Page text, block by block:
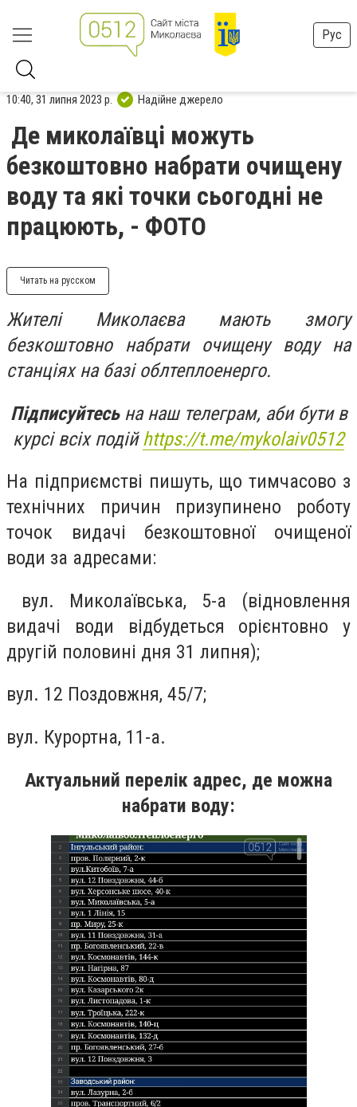
Рус
10:40, 31 липня 2023 р. Надійне джерело
Де миколаївці можуть
безкоштовно набрати очищену
воду та які точки сьогодні не
працюють, - ФОТО
Читать на русском
Жителі Миколаєва мають змогу
безкоштовно набрати очищену воду на
станціях на базі облтеплоенерго.
Підписуйтесьна наш телеграм, аби бути в
курсі всіх подій https://t.me/mykolaiv0512
На підприємстві пишуть, що тимчасово з
технічних причин призупинено роботу
точок видачі безкоштовної очищеної
води за адресами:
вул. Миколаївська, 5-а (відновлення
видачі води відбудеться орієнтовно у
другій половині дня 31 липня);
вул. 12 Поздовжня, 45/7;
вул. Курортна, 11-а.
Актуальний перелік адрес, де можна
набрати воду: